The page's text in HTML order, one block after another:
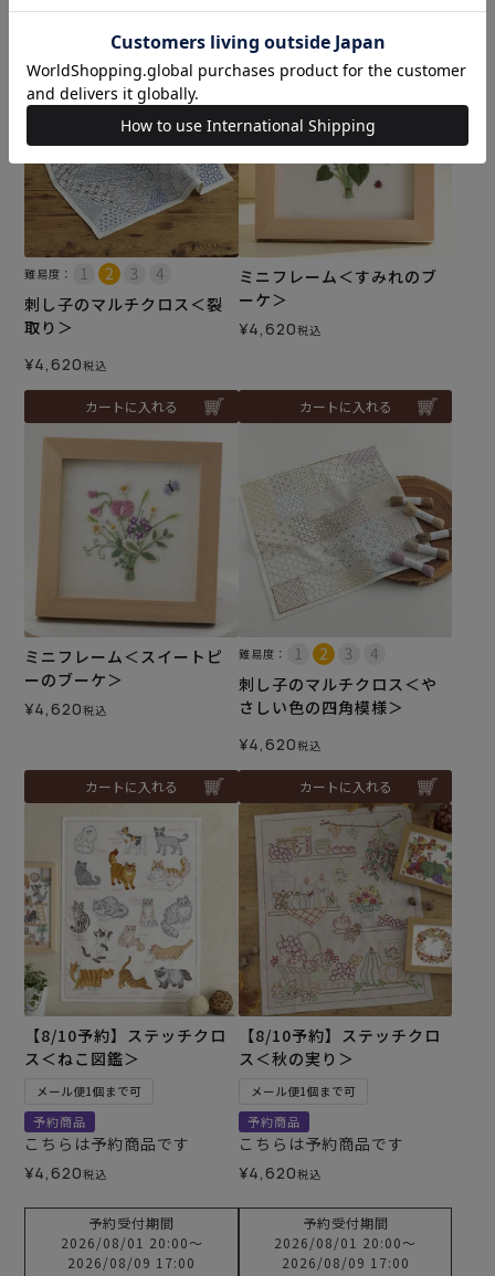
難易度：
刺し子のマルチクロス＜裂
取り＞
¥4,620税込
カートに入れる
ミニフレーム＜すみれのブ
ーケ＞
¥4,620税込
カートに入れる
ミニフレーム＜スイートピ
ーのブーケ＞
¥4,620税込
カートに入れる
難易度：
刺し子のマルチクロス＜や
さしい色の四角模様＞
¥4,620税込
カートに入れる
【8/10予約】ステッチクロ
ス＜ねこ図鑑＞
メール便1個まで可
予約商品
こちらは予約商品です
¥4,620税込
予約受付期間
2026/08/01 20:00〜
2026/08/09 17:00
【8/10予約】ステッチクロ
ス＜秋の実り＞
メール便1個まで可
予約商品
こちらは予約商品です
¥4,620税込
予約受付期間
2026/08/01 20:00〜
2026/08/09 17:00